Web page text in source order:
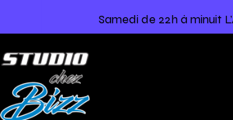
Samedi de 22h à minuit